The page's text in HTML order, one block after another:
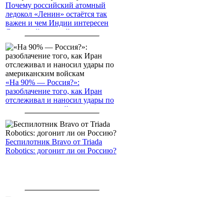
Почему российский атомный
ледокол «Ленин» остаётся так
важен и чем Индии интересен
Северный морской путь
«На 90% — Россия?»:
разоблачение того, как Иран
отслеживал и наносил удары по
американским войскам
Беспилотник Bravo от Triada
Robotics: догонит ли он Россию?